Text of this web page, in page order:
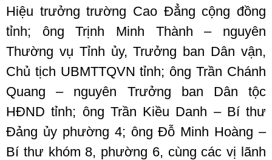
Hiệu trưởng trường Cao Đẳng cộng đồng
tỉnh; ông Trịnh Minh Thành – nguyên
Thường vụ Tỉnh ủy, Trưởng ban Dân vận,
Chủ tịch UBMTTQVN tỉnh; ông Trần Chánh
Quang – nguyên Trưởng ban Dân tộc
HĐND tỉnh; ông Trần Kiều Danh – Bí thư
Đảng ủy phường 4; ông Đỗ Minh Hoàng –
Bí thư khóm 8, phường 6, cùng các vị lãnh